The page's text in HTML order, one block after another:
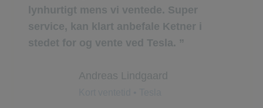
lynhurtigt mens vi ventede. Super
service, kan klart anbefale Ketner i
stedet for og vente ved Tesla.
Andreas Lindgaard